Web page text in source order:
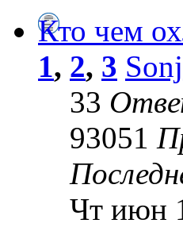
Кто чем
1, 2, 3
33
93051
Чт июн